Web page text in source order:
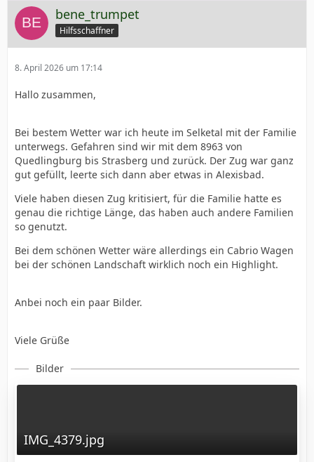
bene_trumpet
Hilfsschaffner
8. April 2026 um 17:14
Hallo zusammen,
Bei bestem Wetter war ich heute im Selketal mit der Familie
unterwegs. Gefahren sind wir mit dem 8963 von
Quedlingburg bis Strasberg und zurück. Der Zug war ganz
gut gefüllt, leerte sich dann aber etwas in Alexisbad.
Viele haben diesen Zug kritisiert, für die Familie hatte es
genau die richtige Länge, das haben auch andere Familien
so genutzt.
Bei dem schönen Wetter wäre allerdings ein Cabrio Wagen
bei der schönen Landschaft wirklich noch ein Highlight.
Anbei noch ein paar Bilder.
Viele Grüße
Bilder
IMG_4379.jpg